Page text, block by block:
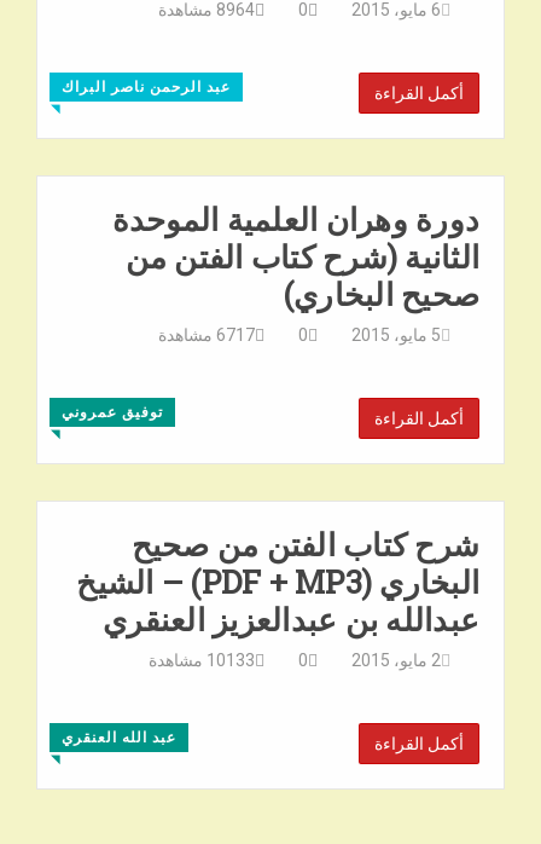
6 مايو، 2015 0
8964 مشاهدة
عبد الرحمن ناصر البراك
◥
أكمل القراءة
دورة وهران العلمية الموحدة
الثانية (شرح كتاب الفتن من
صحيح البخاري)
5 مايو، 2015 0
6717 مشاهدة
توفيق عمروني
◥
أكمل القراءة
شرح كتاب الفتن من صحيح
البخاري (PDF + MP3) – الشيخ
عبدالله بن عبدالعزيز العنقري
2 مايو، 2015 0
10133 مشاهدة
عبد الله العنقري
◥
أكمل القراءة